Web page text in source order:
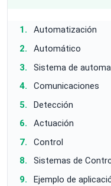
Automatización
Automático
Sistema de
Comunicaciones
Detección
Actuación
Control
Sistemas de
Ejemplo de